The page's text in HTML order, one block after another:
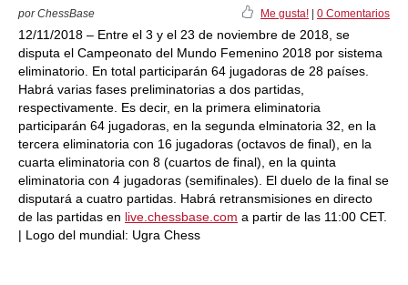
por ChessBase Me gusta! 0 Comentarios
12/11/2018 – Entre el 3 y el 23 de noviembre de 2018, se
disputa el Campeonato del Mundo Femenino 2018 por sistema
eliminatorio. En total participarán 64 jugadoras de 28 países.
Habrá varias fases preliminatorias a dos partidas,
respectivamente. Es decir, en la primera eliminatoria
participarán 64 jugadoras, en la segunda elminatoria 32, en la
tercera eliminatoria con 16 jugadoras (octavos de final), en la
cuarta eliminatoria con 8 (cuartos de final), en la quinta
eliminatoria con 4 jugadoras (semifinales). El duelo de la final se
disputará a cuatro partidas. Habrá retransmisiones en directo
de las partidas en live.chessbase.com a partir de las 11:00 CET.
| Logo del mundial: Ugra Chess